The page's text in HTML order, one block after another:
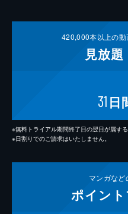
420,000本以上の
見放題
31 日
※無料トライアル期間終了日の翌日が属す
※日割りでのご請求はいたしません。
マンガなど
ポイント